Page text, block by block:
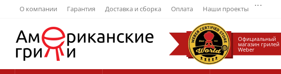
О компании Гарантия Доставка и сборка Оплата Наши проекты
...
Официальный
магазин грилей
Weber